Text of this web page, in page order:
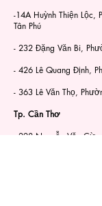
-14A Huỳnh Thiện Lộc,
Tân Phú
- 232 Đặng Văn Bi,
- 426 Lê Quang Định,
- 363 Lê Văn Thọ,
Tp. Cần Thơ
- 228 Nguyễn Văn Cừ,